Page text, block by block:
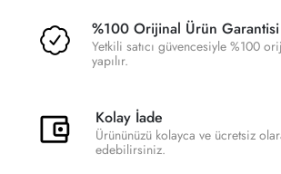
%100 Orijinal Ürün Garantisi
Yetkili satıcı güvencesiyle %100
yapılır.
Kolay İade
Ürününüzü kolayca ve ücretsiz
edebilirsiniz.